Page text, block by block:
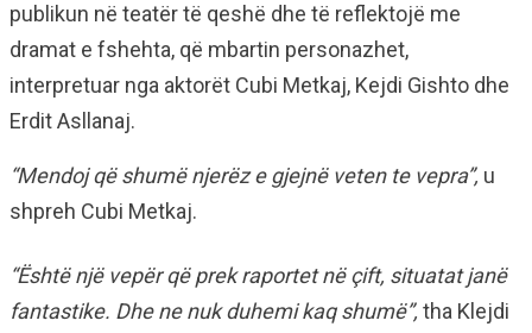
publikun në teatër të qeshë dhe të reflektojë me
dramat e fshehta, që mbartin personazhet,
interpretuar nga aktorët Cubi Metkaj, Kejdi Gishto dhe
Erdit Asllanaj.
“Mendoj që shumë njerëz e gjejnë veten te vepra”, u
shpreh Cubi Metkaj.
“Është një vepër që prek raportet në çift, situatat janë
fantastike. Dhe ne nuk duhemi kaq shumë”, tha Klejdi